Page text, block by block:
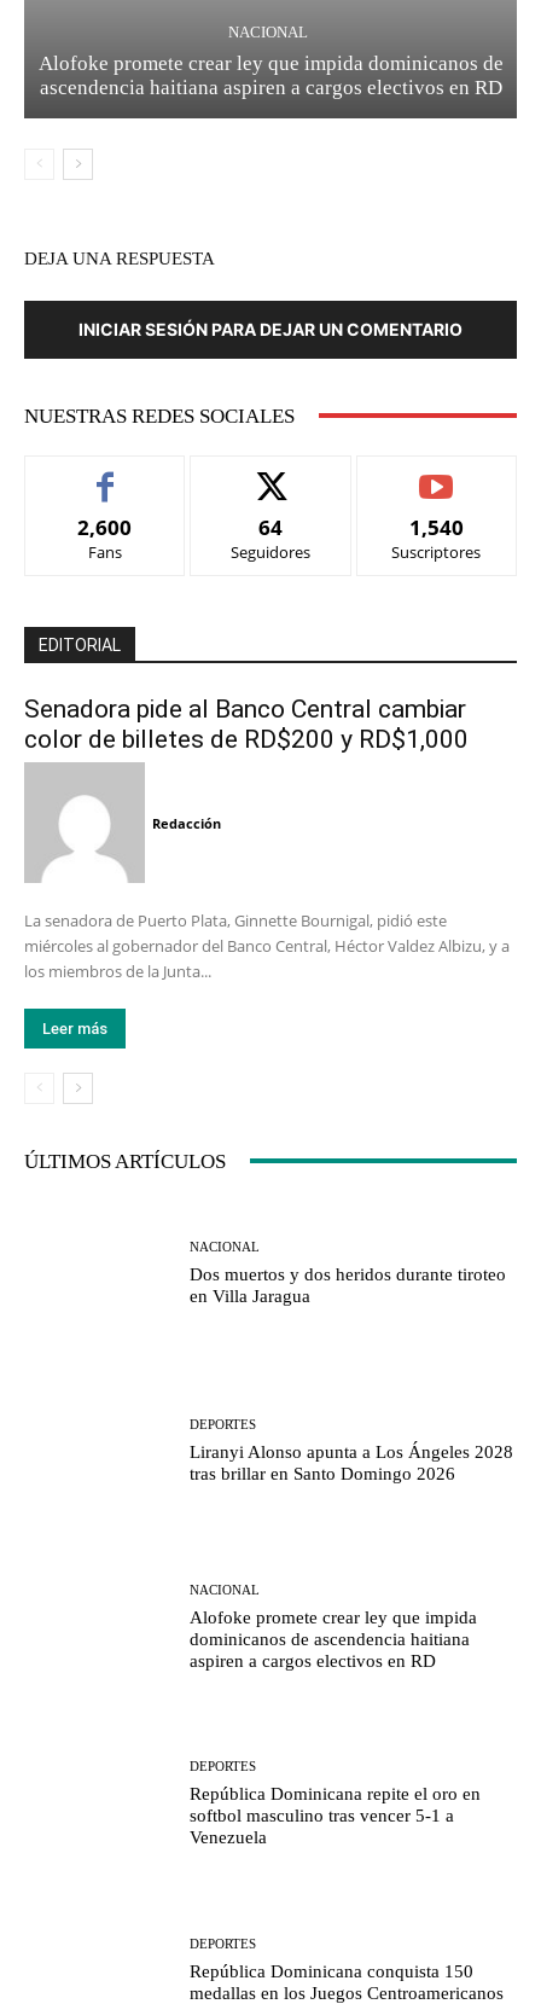
NACIONAL
Alofoke promete crear ley que impida dominicanos de
ascendencia haitiana aspiren a cargos electivos en RD
DEJA UNA RESPUESTA
INICIAR SESIÓN PARA DEJAR UN COMENTARIO
NUESTRAS REDES SOCIALES
2,600
Fans
64
Seguidores
1,540
Suscriptores
EDITORIAL
Senadora pide al Banco Central cambiar
color de billetes de RD$200 y RD$1,000
Redacción
La senadora de Puerto Plata, Ginnette Bournigal, pidió este
miércoles al gobernador del Banco Central, Héctor Valdez Albizu, y a
los miembros de la Junta...
Leer más
ÚLTIMOS ARTÍCULOS
NACIONAL
Dos muertos y dos heridos durante tiroteo
en Villa Jaragua
DEPORTES
Liranyi Alonso apunta a Los Ángeles 2028
tras brillar en Santo Domingo 2026
NACIONAL
Alofoke promete crear ley que impida
dominicanos de ascendencia haitiana
aspiren a cargos electivos en RD
DEPORTES
República Dominicana repite el oro en
softbol masculino tras vencer 5-1 a
Venezuela
DEPORTES
República Dominicana conquista 150
medallas en los Juegos Centroamericanos